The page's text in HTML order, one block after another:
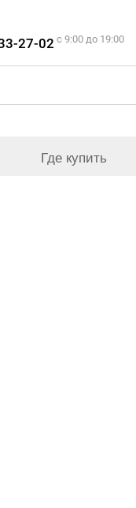
27-02 c 9:00 до 19:00
Где купить